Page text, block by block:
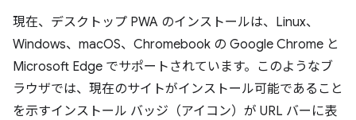
現在、デスクトップ PWA のインストールは、Linux、
Windows、macOS、Chromebook の Google Chrome と
Microsoft Edge でサポートされています。このようなブ
ラウザでは、現在のサイトがインストール可能であること
を示すインストール バッジ（アイコン）が URL バーに表